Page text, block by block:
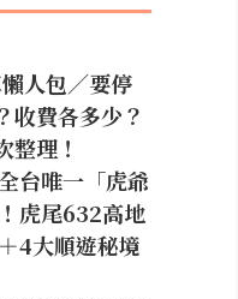
人包／要停
收費各多少？
整理！
台唯一「虎爺
虎尾632高地
4大順遊秘境